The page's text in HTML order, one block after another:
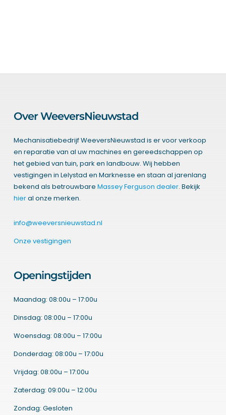
Over WeeversNieuwstad
Mechanisatiebedrijf WeeversNieuwstad is er voor verkoop
en reparatie van al uw machines en gereedschappen op
het gebied van tuin, park en landbouw. Wij hebben
vestigingen in Lelystad en Marknesse en staan al jarenlang
bekend als betrouwbare Massey Ferguson dealer. Bekijk
hieral onze merken.
info@weeversnieuwstad.nl
Onze vestigingen
Openingstijden
Maandag: 08:00u – 17:00u
Dinsdag: 08:00u – 17:00u
Woensdag: 08:00u – 17:00u
Donderdag: 08:00u – 17:00u
Vrijdag: 08:00u – 17:00u
Zaterdag: 09:00u – 12:00u
Zondag: Gesloten